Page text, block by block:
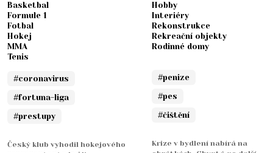
Basketbal
Formule 1
Fotbal
Hokej
MMA
Tenis
#coronavirus
#fortuna-liga
#prestupy
Český klub vyhodil hokejového
Hobby
Interiéry
Rekonstrukce
Rekreační objekty
Rodinné domy
#penize
#pes
#čištění
Krize v bydlení nabírá na